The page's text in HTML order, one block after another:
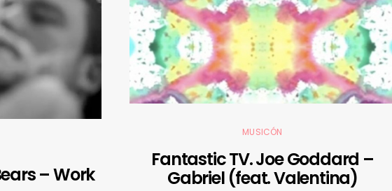
– Work
MUSICÓN
Fantastic TV. Joe Goddard –
Gabriel (feat. Valentina)